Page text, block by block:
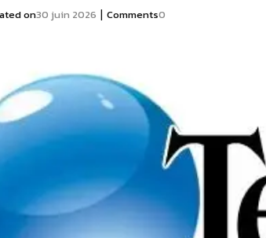
on30 juin 2026 | Comments0